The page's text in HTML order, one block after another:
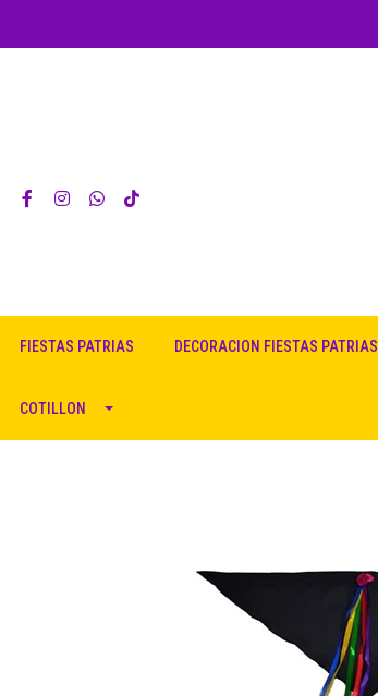
FIESTAS PATRIAS DECORACION FIESTAS PATRIAS
COTILLON